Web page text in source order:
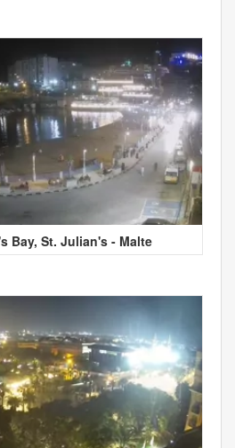
Bay, St. Julian's - Malte